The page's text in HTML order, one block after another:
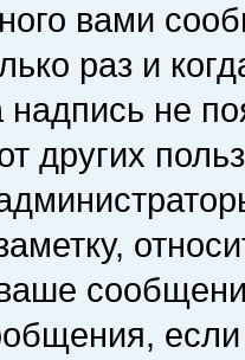
вами
раз и
не
других